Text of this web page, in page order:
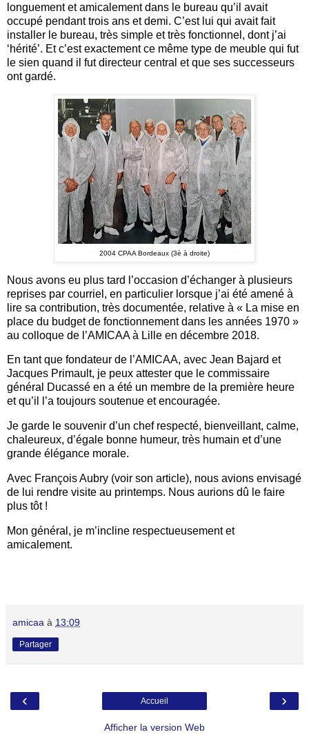
longuement et amicalement dans le bureau qu’il avait
occupé pendant trois ans et demi. C’est lui qui avait fait
installer le bureau, très simple et très fonctionnel, dont j’ai
‘hérité’. Et c’est exactement ce même type de meuble qui fut
le sien quand il fut directeur central et que ses successeurs
ont gardé.
2004 CPAA Bordeaux (3è à droite)
Nous avons eu plus tard l’occasion d’échanger à plusieurs
reprises par courriel, en particulier lorsque j’ai été amené à
lire sa contribution, très documentée, relative à « La mise en
place du budget de fonctionnement dans les années 1970 »
au colloque de l’AMICAA à Lille en décembre 2018.
En tant que fondateur de l’AMICAA, avec Jean Bajard et
Jacques Primault, je peux attester que le commissaire
général Ducassé en a été un membre de la première heure
et qu’il l’a toujours soutenue et encouragée.
Je garde le souvenir d’un chef respecté, bienveillant, calme,
chaleureux, d’égale bonne humeur, très humain et d’une
grande élégance morale.
Avec François Aubry (voir son article), nous avions envisagé
de lui rendre visite au printemps. Nous aurions dû le faire
plus tôt !
Mon général, je m’incline respectueusement et
amicalement.
amicaa à 13:09
Partager
‹ ›
Accueil
Afficher la version Web